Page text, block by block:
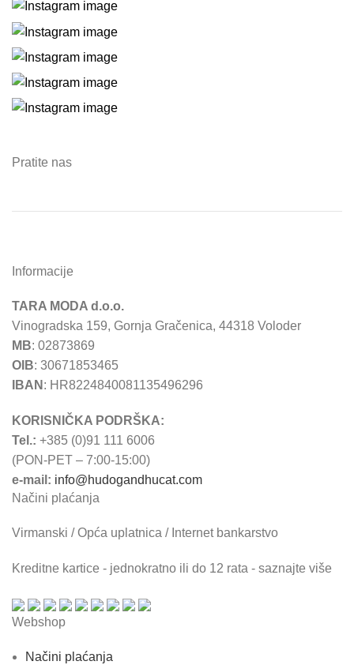
Pratite nas
Informacije
TARA MODA d.o.o.
Vinogradska 159, Gornja Gračenica, 44318 Voloder
MB: 02873869
OIB: 30671853465
IBAN : HR8224840081135496296
KORISNIČKA PODRŠKA:
Tel.: +385 (0)91 111 6006
(PON-PET – 7:00-15:00)
e-mail: info@hudogandhucat.com
Načini plaćanja
Virmanski / Opća uplatnica / Internet bankarstvo
Kreditne kartice - jednokratno ili do 12 rata - saznajte više
Webshop
Načini plaćanja